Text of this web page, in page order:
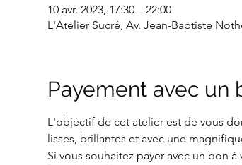
10 avr. 2023, 17:30 – 22:00
L'Atelier Sucré, Av. Jean-Baptiste
Payement avec un
L'objectif de cet atelier est de vous
lisses, brillantes et avec une
Si vous souhaitez payer avec un bon